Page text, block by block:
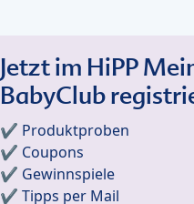
Jetzt im HiPP
BabyClub
✔️ Produktproben
✔️ Coupons
✔️ Gewinnspiele
✔️ Tipps per Mail